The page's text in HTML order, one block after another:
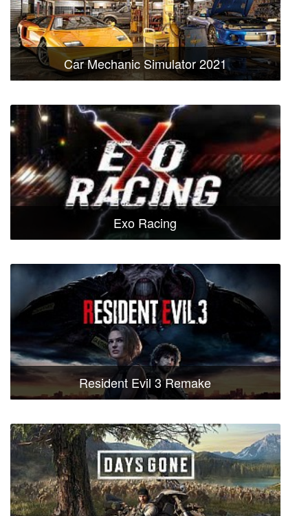
Car Mechanic Simulator 2021
Exo Racing
Resident Evil 3 Remake